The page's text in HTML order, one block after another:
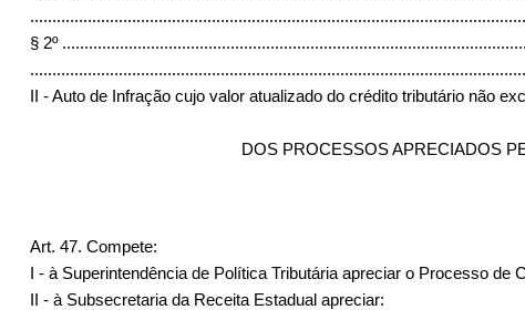
§ 2º
II - Auto de Infração cujo valor atualizado do crédito tributário não
DOS PROCESSOS APRECIADOS
Art. 47. Compete:
I - à Superintendência de Política Tributária apreciar o Processo
II - à Subsecretaria da Receita Estadual apreciar: